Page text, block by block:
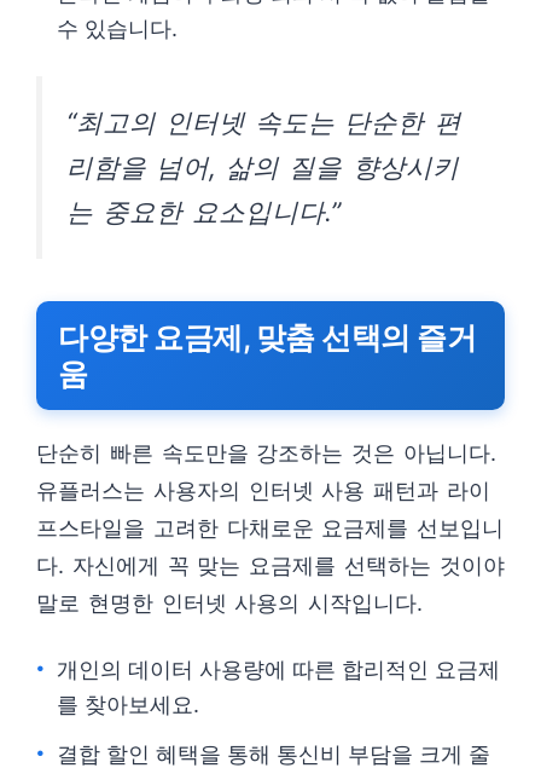
수 있습니다.
“최고의 인터넷 속도는 단순한 편
리함을 넘어, 삶의 질을 향상시키
는 중요한 요소입니다.”
다양한 요금제, 맞춤 선택의 즐거
움
단순히 빠른 속도만을 강조하는 것은 아닙니다.
유플러스는 사용자의 인터넷 사용 패턴과 라이
프스타일을 고려한 다채로운 요금제를 선보입니
다. 자신에게 꼭 맞는 요금제를 선택하는 것이야
말로 현명한 인터넷 사용의 시작입니다.
개인의 데이터 사용량에 따른 합리적인 요금제
를 찾아보세요.
결합 할인 혜택을 통해 통신비 부담을 크게 줄